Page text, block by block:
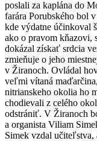
poslali za kaplána do
farára Porubského bol
kde výdatne účinkoval
ako o pravom kňazovi,
dokázal získať srdcia
zmieňuje o jeho
v Žiranoch. Ovládal
veľmi vítaná
nitrianskeho okolia ho
chodievali z celého
odstrániť. V Žiranoch
a organista Viliam
Simek vzdal učiteľstva,